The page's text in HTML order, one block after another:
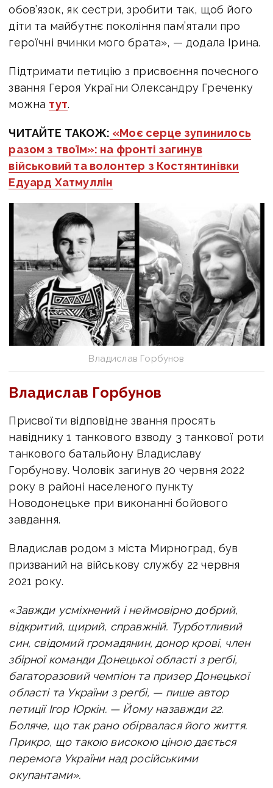
обов’язок, як сестри, зробити так, щоб його
діти та майбутнє покоління пам’ятали про
героїчні вчинки мого брата», — додала Ірина.
Підтримати петицію з присвоєння почесного
звання Героя України Олександру Греченку
можна тут.
ЧИТАЙТЕ ТАКОЖ: «Моє серце зупинилось
разом з твоїм»: на фронті загинув
військовий та волонтер з Костянтинівки
Едуард Хатмуллін
Владислав Горбунов
Владислав Горбунов
Присвоїти відповідне звання просять
навіднику 1 танкового взводу 3 танкової роти
танкового батальйону Владиславу
Горбунову. Чоловік загинув 20 червня 2022
року в районі населеного пункту
Новодонецьке при виконанні бойового
завдання.
Владислав родом з міста Мирноград, був
призваний на військову службу 22 червня
2021 року.
«Завжди усміхнений і неймовірно добрий,
відкритий, щирий, справжній. Турботливий
син, свідомий громадянин, донор крові, член
збірної команди Донецької області з регбі,
багаторазовий чемпіон та призер Донецької
області та України з регбі, — пише автор
петиції Ігор Юркін. — Йому назавжди 22.
Боляче, що так рано обірвалася його життя.
Прикро, що такою високою ціною дається
перемога України над російськими
окупантами».